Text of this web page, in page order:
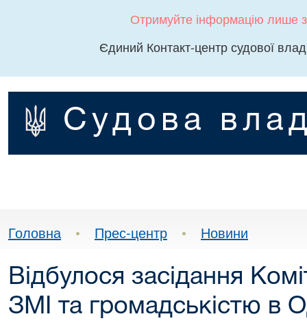
Отримуйте інформацію лише
Єдиний Контакт-центр судової
Судова
Головна • Прес-центр • Новини
Відбулося засідання
ЗМІ та громадськістю в